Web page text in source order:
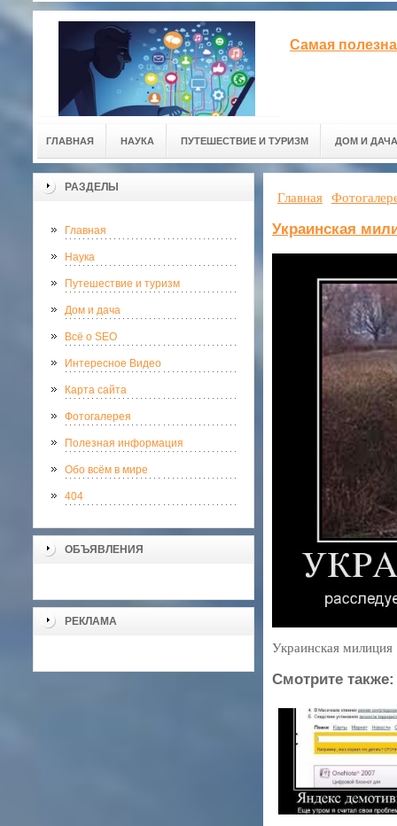
Самая
ГЛАВНАЯ НАУКА ПУТЕШЕСТВИЕ И ТУРИЗМ ДОМ И ДАЧА
РАЗДЕЛЫ
Главная
Наука
Путешествие и туризм
Дом и дача
Всё о SEO
Интересное Видео
Карта сайта
Фотогалерея
Полезная информация
Обо всём в мире
404
ОБЪЯВЛЕНИЯ
РЕКЛАМА
Главная
Украинская
Украинская милиция
Смотрите также: